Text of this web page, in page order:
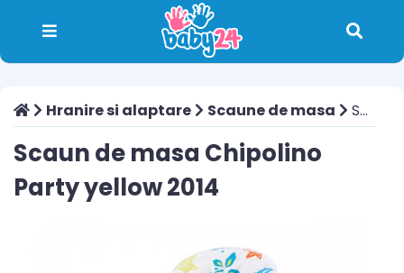
Hranire si alaptare Scaune de masa Scaun de masa Chipolino Party yellow 2014
Scaun de masa Chipolino
Party yellow 2014